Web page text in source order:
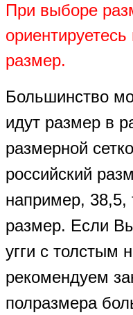
При выборе
размер.
Большинство
идут размер в
размерной
российский
например, 38,5,
размер. Если
угги с толстым
рекомендуем
полразмера